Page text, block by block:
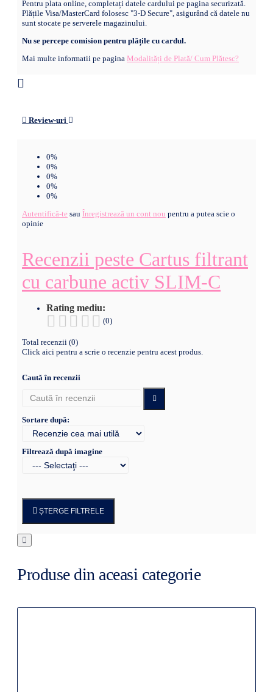
Pentru plata online, completați datele cardului pe pagina securizată.
Plățile Visa/MasterCard folosesc "3-D Secure", asigurând că datele nu
sunt stocate pe serverele magazinului.
Nu se percepe comision pentru plățile cu cardul.
Mai multe informatii pe pagina Modalități de Plată/ Cum Plătesc?
Review-uri
0%
0%
0%
0%
0%
Autentifică-te sau Înregistrează un cont nou pentru a putea scie o
opinie
Recenzii peste Cartus filtrant
cu carbune activ SLIM-C
Rating mediu:
(0)
Total recenzii (0)
Click aici pentru a scrie o recenzie pentru acest produs.
Caută în recenzii
Sortare după:
Filtrează după imagine
ȘTERGE FILTRELE
Produse din aceasi categorie